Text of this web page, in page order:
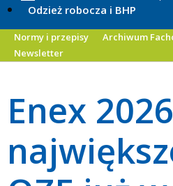
Odzież robocza i BHP
Normy i przepisy
Archiwum
Newsletter
Enex